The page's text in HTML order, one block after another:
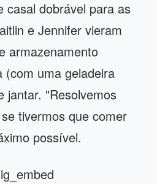
casal dobrável para as
e Jennifer vieram
armazenamento
uma geladeira
jantar. "Resolvemos
tivermos que comer
possível.